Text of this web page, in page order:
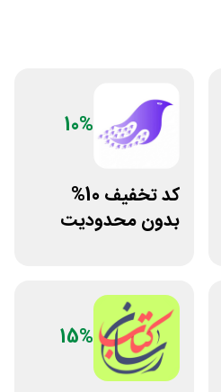
10%
کد تخفیف 10%
بدون محدودیت
15%